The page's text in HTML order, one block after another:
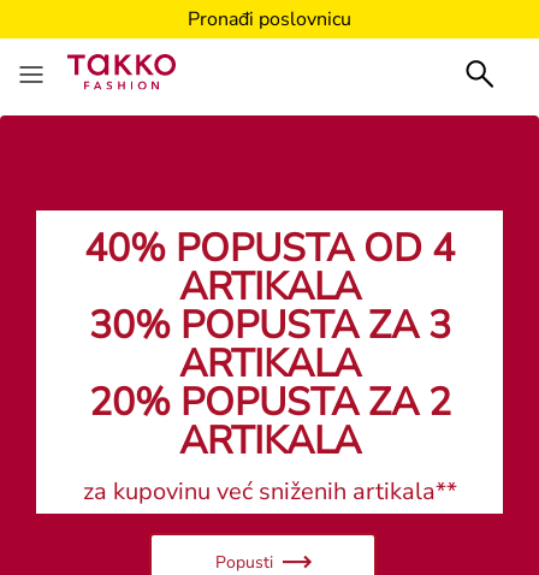
Pronađi poslovnicu
40% POPUSTA OD 4
ARTIKALA
30% POPUSTA ZA 3
ARTIKALA
20% POPUSTA ZA 2
ARTIKALA
za kupovinu već sniženih artikala**
Popusti